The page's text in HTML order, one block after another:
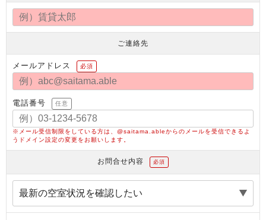
ご連絡先
メールアドレス 必須
電話番号 任意
※メール受信制限をしている方は、@saitama.ableからのメールを受信できるよ
うドメイン設定の変更をお願いします。
お問合せ内容 必須